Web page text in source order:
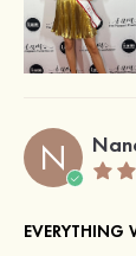
N
EVERYTHING